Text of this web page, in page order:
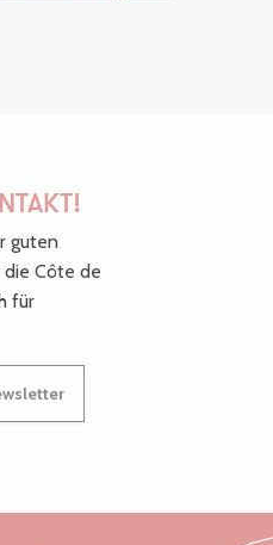
guten
die Côte de
für